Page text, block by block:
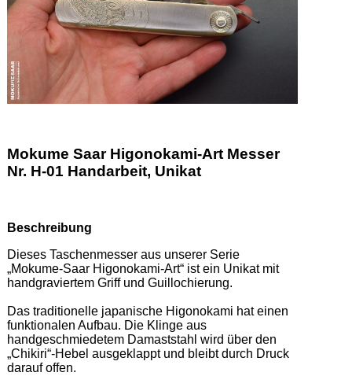
Mokume Saar Higonokami-Art Messer
Nr. H-01 Handarbeit, Unikat
Beschreibung
Dieses Taschenmesser aus unserer Serie
„Mokume-Saar Higonokami-Art“ ist ein Unikat mit
handgraviertem Griff und Guillochierung.
Das traditionelle japanische Higonokami hat einen
funktionalen Aufbau. Die Klinge aus
handgeschmiedetem Damaststahl wird über den
„Chikiri“-Hebel ausgeklappt und bleibt durch Druck
darauf offen.